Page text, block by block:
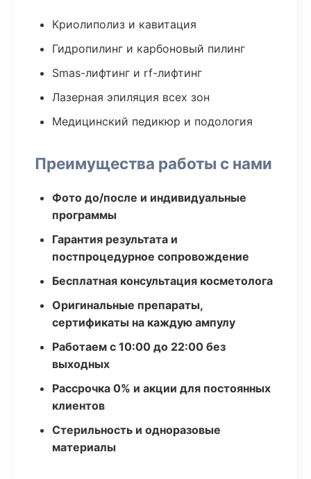
Криолиполиз и кавитация
Гидропилинг и карбоновый пилинг
Smas-лифтинг и rf-лифтинг
Лазерная эпиляция всех зон
Медицинский педикюр и подология
Преимущества работы с нами
Фото до/после и индивидуальные
программы
Гарантия результата и
постпроцедурное сопровождение
Бесплатная консультация косметолога
Оригинальные препараты,
сертификаты на каждую ампулу
Работаем с 10:00 до 22:00 без
выходных
Рассрочка 0% и акции для постоянных
клиентов
Стерильность и одноразовые
материалы